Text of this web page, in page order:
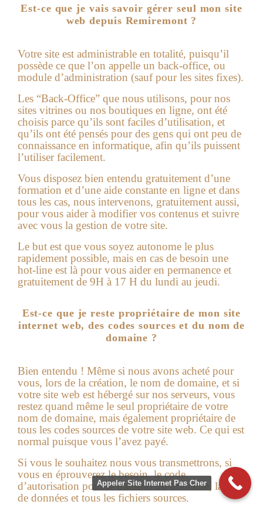
Est-ce que je vais savoir gérer seul mon site
web depuis Remiremont ?
Votre site est administrable en totalité, puisqu’il
possède ce que l’on appelle un back-office, ou
module d’administration (sauf pour les sites fixes).
Les “Back-Office” que nous utilisons, pour nos
sites vitrines ou nos boutiques en ligne, ont été
choisis parce qu’ils sont faciles d’utilisation, et
qu’ils ont été pensés pour des gens qui ont peu de
connaissance en informatique, afin qu’ils puissent
l’utiliser facilement.
Vous disposez bien entendu gratuitement d’une
formation et d’une aide constante en ligne et dans
tous les cas, nous intervenons, gratuitement aussi,
pour vous aider à modifier vos contenus et suivre
avec vous la gestion de votre site.
Le but est que vous soyez autonome le plus
rapidement possible, mais en cas de besoin une
hot-line est là pour vous aider en permanence et
gratuitement de 9H à 17 H du lundi au jeudi.
Est-ce que je reste propriétaire de mon site
internet web, des codes sources et du nom de
domaine ?
Bien entendu ! Même si nous avons acheté pour
vous, lors de la création, le nom de domaine, et si
votre site web est hébergé sur nos serveurs, vous
restez quand même le seul propriétaire de votre
nom de domaine, mais également propriétaire de
tous les codes sources de votre site web. Ce qui est
normal puisque vous l’avez payé.
Si vous le souhaitez nous vous transmettrons, si
vous en éprouverez le besoin, le code
d’autorisation pour le transfert du domaine, la base
de données et tous les fichiers sources.
Appeler Site Internet Pas Cher